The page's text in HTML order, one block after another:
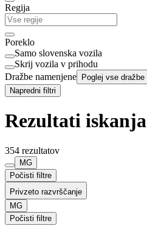
Regija
Poreklo
Samo slovenska vozila
Skrij vozila v prihodu
Dražbe namenjene Poglej vse dražbe
Napredni filtri
Rezultati
354 rezultatov
MG
Počisti filtre
Privzeto razvrščanje
MG
Počisti filtre